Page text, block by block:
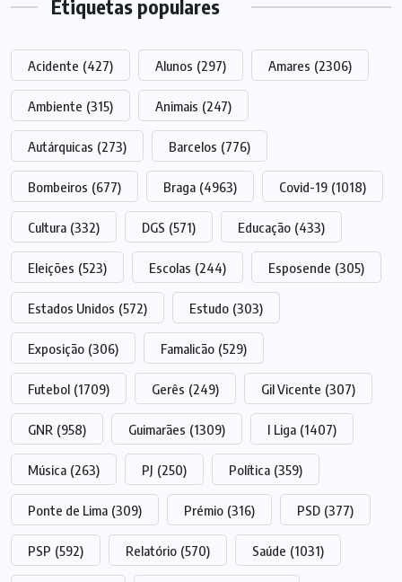
Etiquetas populares
Acidente (427) Alunos (297) Amares (2306)
Ambiente (315) Animais (247)
Autárquicas (273) Barcelos (776)
Bombeiros (677) Braga (4963) Covid-19 (1018)
Cultura (332) DGS (571) Educação (433)
Eleições (523) Escolas (244) Esposende (305)
Estados Unidos (572) Estudo (303)
Exposição (306) Famalicão (529)
Futebol (1709) Gerês (249) Gil Vicente (307)
GNR (958) Guimarães (1309) I Liga (1407)
Música (263) PJ (250) Política (359)
Ponte de Lima (309) Prémio (316) PSD (377)
PSP (592) Relatório (570) Saúde (1031)